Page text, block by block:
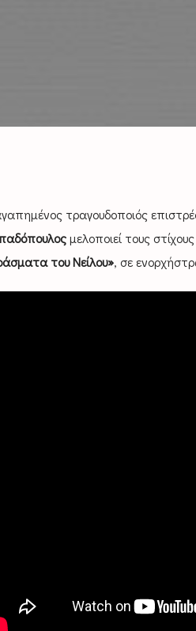
τραγουδοποιός
μελοποιεί τους
του Νείλου», σε